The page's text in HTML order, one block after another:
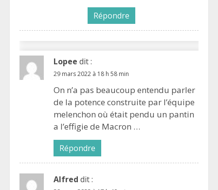
Répondre
Lopee dit :
29 mars 2022 à 18 h 58 min
On n’a pas beaucoup entendu parler
de la potence construite par l’équipe
melenchon où était pendu un pantin
a l’effigie de Macron …
Répondre
Alfred dit :